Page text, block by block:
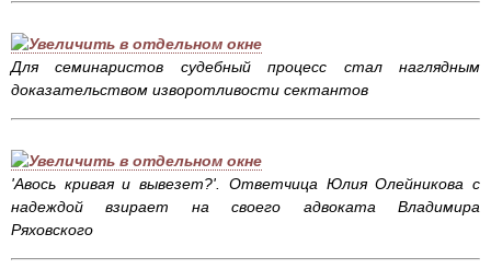
Для семинаристов судебный процесс стал наглядным
доказательством изворотливости сектантов
'Авось кривая и вывезет?'. Ответчица Юлия Олейникова с
надеждой взирает на своего адвоката Владимира
Ряховского